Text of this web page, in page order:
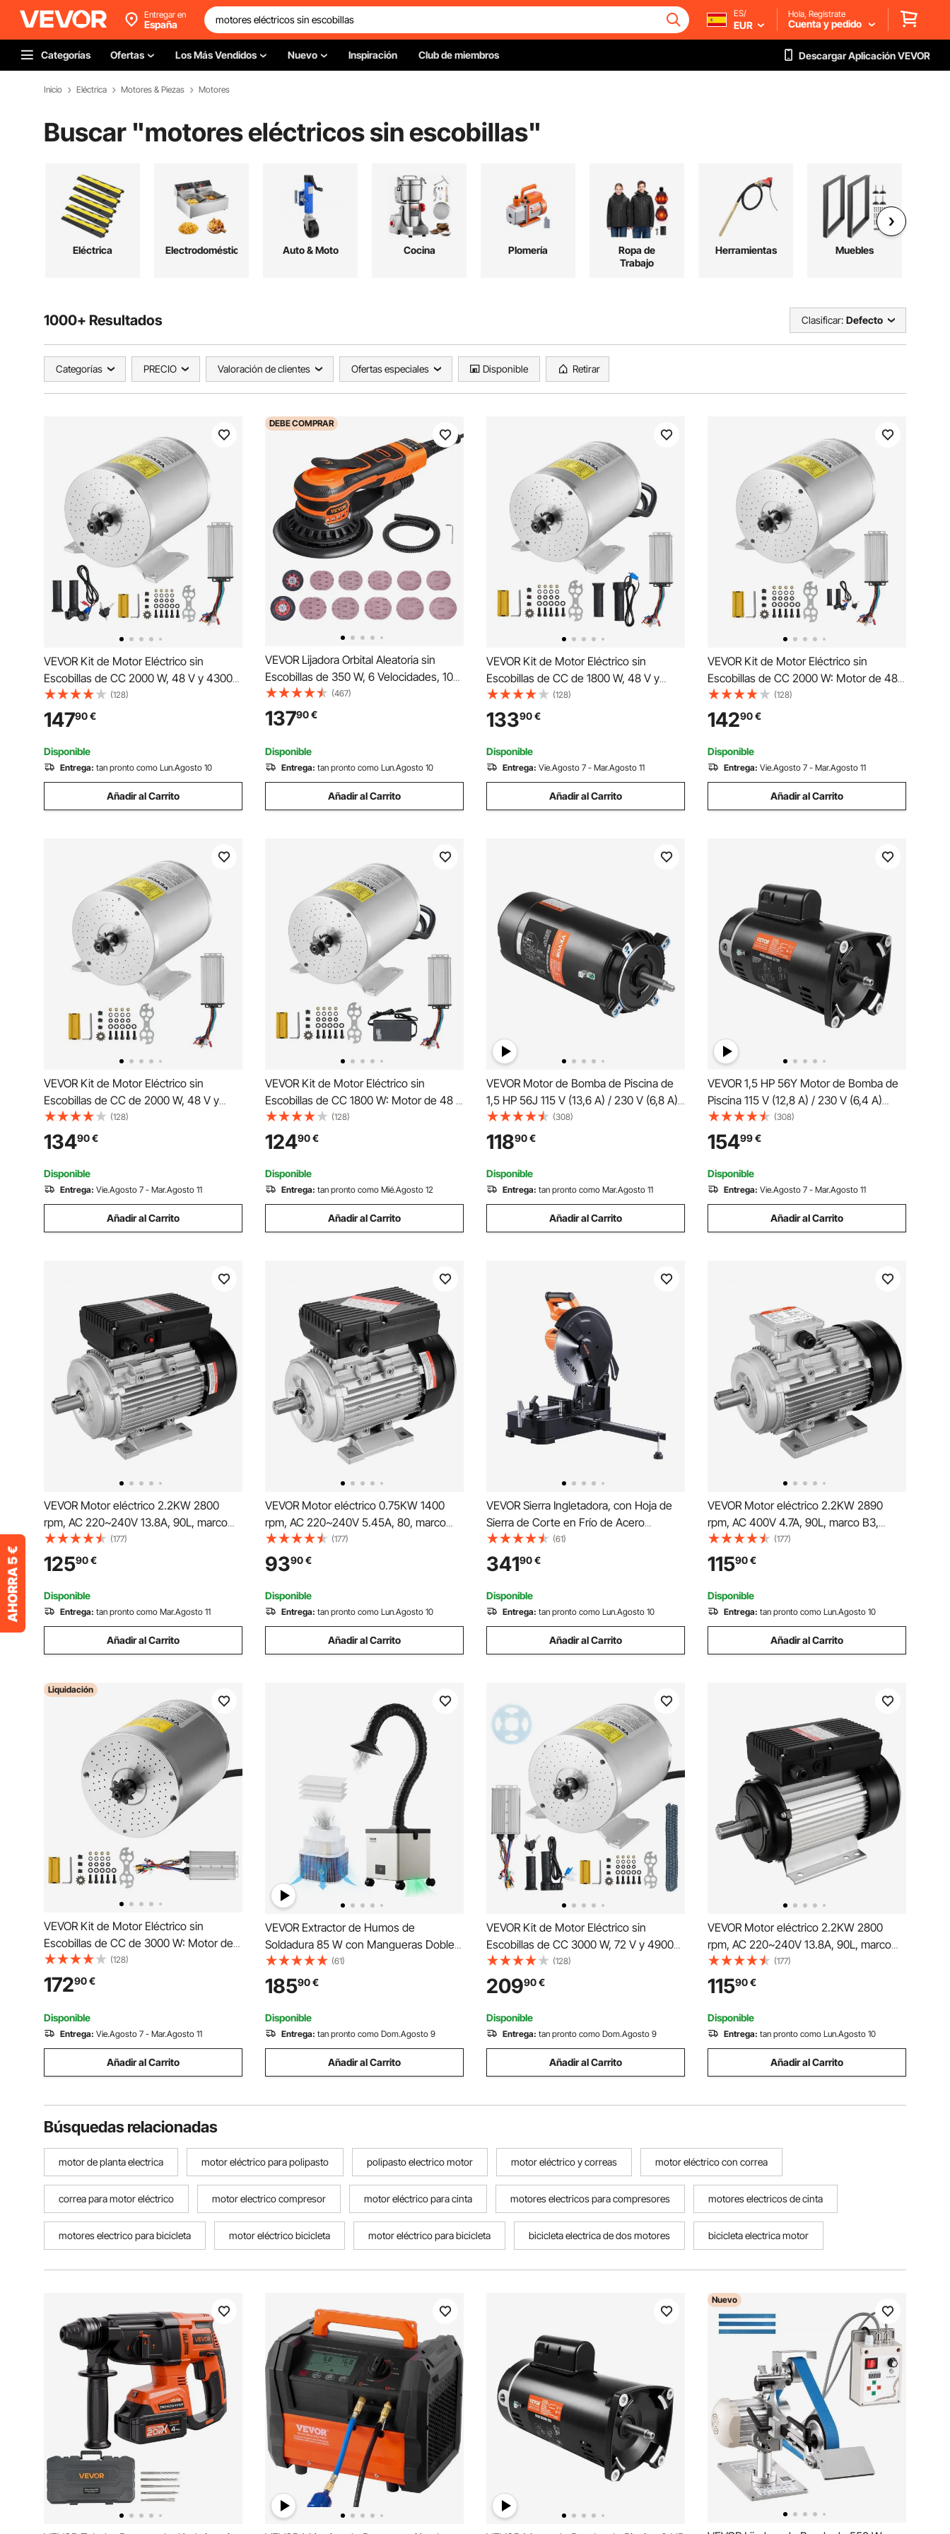
Entregar en
España
ES/
EUR
Hola, Regístrate
Cuenta y pedido
Categorías Ofertas Los Más Vendidos Nuevo Inspiración Club de miembros Descargar Aplicación VEVOR
Inicio Eléctrica Motores & Piezas Motores
Buscar "motores eléctricos sin escobillas"
Eléctrica Electrodomésticos Auto & Moto Cocina Plomería
Ropa de
Trabajo
Herramientas Muebles
1000+ Resultados Clasificar: Defecto
Categorías PRECIO Valoración de clientes Ofertas especiales Disponible Retirar
VEVOR Kit de Motor Eléctrico sin
Escobillas de CC 2000 W, 48 V y 4300
RPM con Controlador de Velocidad
Mejorado y Kit de Empuñadura del
Acelerador para Bicicletas Eléctricas,
Motocicletas, 4,8 N.m
(128)
14790€
Disponible
Entrega: tan pronto como Lun.Agosto 10
Añadir al Carrito
DEBECOMPRAR
VEVOR Lijadora Orbital Aleatoria sin
Escobillas de 350 W, 6 Velocidades, 10
000 PRM, 20 Papeles de Lija, Conector
para Polvo y Manguera para Lijado de
Detalles de Carpintería, 255 x 150 x 110
mm
(467)
13790€
Disponible
Entrega: tan pronto como Lun.Agosto 10
Añadir al Carrito
VEVOR Kit de Motor Eléctrico sin
Escobillas de CC de 1800 W, 48 V y
4500 RPM con Controlador de
Velocidad Mejorado y Kit de
Empuñadura del Acelerador, Bicicletas
Eléctricas,134 x 107 x 112 mm
(128)
13390€
Disponible
Entrega: Vie.Agosto 7 - Mar.Agosto 11
Añadir al Carrito
VEVOR Kit de Motor Eléctrico sin
Escobillas de CC 2000 W: Motor de 48
V y 4300 RPM con Controlador de
Velocidad Mejorado y Kit de
Empuñadura del Acelerador para
Bicicletas Eléctricas, Motocicletas
(128)
14290€
Disponible
Entrega: Vie.Agosto 7 - Mar.Agosto 11
Añadir al Carrito
VEVOR Kit de Motor Eléctrico sin
Escobillas de CC de 2000 W, 48 V y
4300 RPM con Controlador de
Velocidad Mejorado para Karts,
Bicicletas Eléctricas, Motocicletas, con
Juego de Herrajes de Montaje
(128)
13490€
Disponible
Entrega: Vie.Agosto 7 - Mar.Agosto 11
Añadir al Carrito
VEVOR Kit de Motor Eléctrico sin
Escobillas de CC 1800 W: Motor de 48 V
y 4500 RPM con Controlador de
Velocidad Mejorado para Karts,
Bicicletas Eléctricas, Motocicletas y
Scooters, 134 x 107 x 112 mm
(128)
12490€
Disponible
Entrega: tan pronto como Mié.Agosto 12
Añadir al Carrito
VEVOR Motor de Bomba de Piscina de
1,5 HP 56J 115 V (13,6 A) / 230 V (6,8 A)
3450 RPM Factor de Trabajo 1,3
Condensador de 90 µF/250 V Motor de
Repuesto de Brida Redonda Giratorio
CCW para Piscinas
(308)
11890€
Disponible
Entrega: tan pronto como Mar.Agosto 11
Añadir al Carrito
VEVOR 1,5 HP 56Y Motor de Bomba de
Piscina 115 V (12,8 A) / 230 V (6,4 A)
3450 RPM Factor de Trabajo 1,1
Condensador 90μF/250V Motor de
Repuesto de Brida Cuadrada Giratorio
CCW para Piscinas
(308)
15499€
Disponible
Entrega: Vie.Agosto 7 - Mar.Agosto 11
Añadir al Carrito
VEVOR Motor eléctrico 2.2KW 2800
rpm, AC 220~240V 13.8A, 90L, marco
B3, motor compresor de aire
monofásico, eje con llave de 24 mm,
rotación CW/CCW para maquinaria
agrícola y equipos generales
(177)
12590€
Disponible
Entrega: tan pronto como Mar.Agosto 11
Añadir al Carrito
VEVOR Motor eléctrico 0.75KW 1400
rpm, AC 220~240V 5.45A, 80, marco
B3, motor de compresor de aire
monofásico, eje con llave de 19 mm,
rotación CW/CCW para maquinaria
agrícola y equipos generales
(177)
9390€
Disponible
Entrega: tan pronto como Lun.Agosto 10
Añadir al Carrito
VEVOR Sierra Ingletadora, con Hoja de
Sierra de Corte en Frío de Acero
Inoxidable de 355 mm, Motor sin
Escobillas de 3500 W y 750-1200 RPM,
para Tubos Cuadrados y Planos, Aceros
en Forma de L
(61)
34190€
Disponible
Entrega: tan pronto como Lun.Agosto 10
Añadir al Carrito
VEVOR Motor eléctrico 2.2KW 2890
rpm, AC 400V 4.7A, 90L, marco B3,
motor compresor de aire trifásico, eje
con llave de 24 mm, rotación CW/CCW
para maquinaria agrícola y equipo
general
(177)
11590€
Disponible
Entrega: tan pronto como Lun.Agosto 10
Añadir al Carrito
Liquidación
VEVOR Kit de Motor Eléctrico sin
Escobillas de CC de 3000 W: Motor de
72 V y 4900 RPM con Controlador de
Velocidad Mejorado para Karts,
Bicicletas Eléctricas, Motocicletas, 134 x
107 x 112 mm
(128)
17290€
Disponible
Entrega: Vie.Agosto 7 - Mar.Agosto 11
Añadir al Carrito
VEVOR Extractor de Humos de
Soldadura 85 W con Mangueras Dobles
Absorbedor de Humo de Soldadura 200
m³/h sin Escobillas con Filtros de 3
Etapas y 3 Velocidades para Soldadura,
Grabado Láser
(61)
18590€
Disponible
Entrega: tan pronto como Dom.Agosto 9
Añadir al Carrito
VEVOR Kit de Motor Eléctrico sin
Escobillas de CC 3000 W, 72 V y 4900
RPM con Controlador de Velocidad
Mejorado y Kit de Empuñadura del
Acelerador para Bicicletas Eléctricas,
Motocicletas y Scooters
(128)
20990€
Disponible
Entrega: tan pronto como Dom.Agosto 9
Añadir al Carrito
VEVOR Motor eléctrico 2.2KW 2800
rpm, AC 220~240V 13.8A, 90L, marco
B3, motor compresor de aire
monofásico, eje con llave de 24 mm,
rotación CW/CCW para maquinaria
agrícola y equipos generales
(177)
11590€
Disponible
Entrega: tan pronto como Lun.Agosto 10
Añadir al Carrito
Búsquedas relacionadas
motor de planta electrica motor eléctrico para polipasto polipasto electrico motor motor eléctrico y correas motor eléctrico con correa
correa para motor eléctrico motor electrico compresor motor eléctrico para cinta motores electricos para compresores motores electricos de cinta
motores electrico para bicicleta motor eléctrico bicicleta motor eléctrico para bicicleta bicicleta electrica de dos motores bicicleta electrica motor
Nuevo